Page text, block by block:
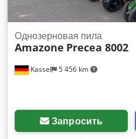
Kassel 5 456 km
Однозерновая пила
Amazone Precea 8002
Запросить